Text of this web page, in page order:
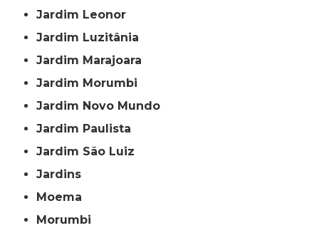
Jardim Leonor
Jardim Luzitânia
Jardim Marajoara
Jardim Morumbi
Jardim Novo Mundo
Jardim Paulista
Jardim São Luiz
Jardins
Moema
Morumbi